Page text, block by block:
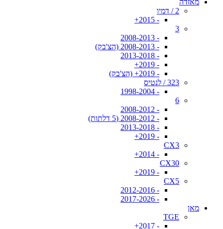
מאזדה
2 / דמיו
- 2015+
3
- 2008-2013
- 2008-2013 (הצ'בק)
- 2013-2018
- 2019+
- 2019+ (הצ'בק)
323 / לנטיס
- 1998-2004
6
- 2008-2012
- 2008-2012 (5 דלתות)
- 2013-2018
- 2019+
CX3
- 2014+
CX30
- 2019+
CX5
- 2012-2016
- 2017-2026
מאן
TGE
- 2017+